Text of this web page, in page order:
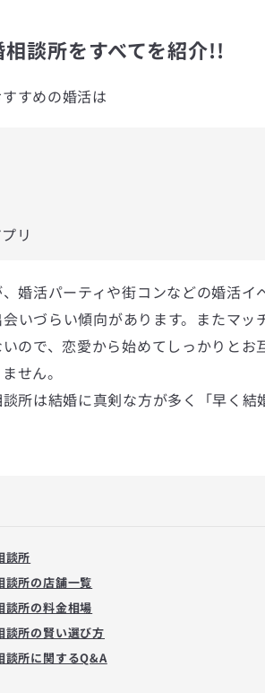
談所をすべてを紹介!!
すめの婚活は
リ
婚活パーティや街コンなどの婚活イ
いづらい傾向があります。またマッ
ので、恋愛から始めてしっかりとお
せん。
所は結婚に真剣な方が多く「早く結
談所
談所の店舗一覧
談所の料金相場
談所の賢い選び方
談所に関するQ&A